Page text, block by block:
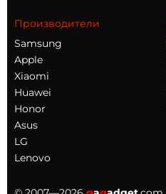
Производители
Samsung
Apple
Xiaomi
Huawei
Honor
Asus
LG
Lenovo